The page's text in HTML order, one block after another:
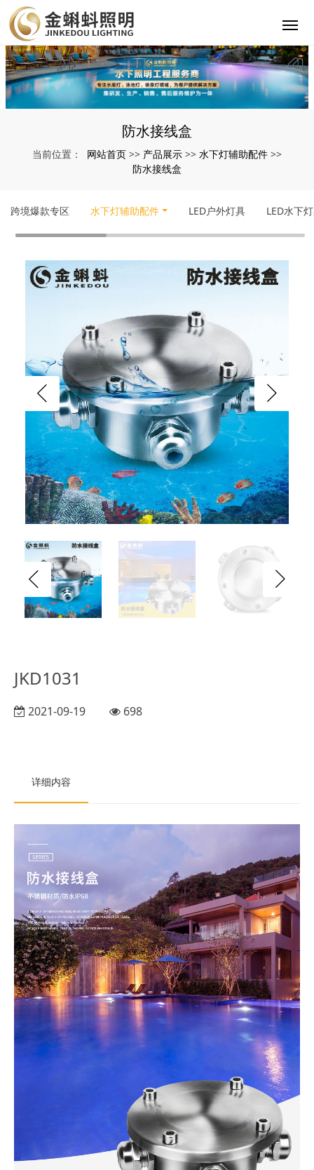
防水接线盒
当前位置： 网站首页 >> 产品展示 >> 水下灯辅助配件 >>
防水接线盒
跨境爆款专区 水下灯辅助配件 LED户外灯具 LED水下
JKD1031
2021-09-19 698
详细内容